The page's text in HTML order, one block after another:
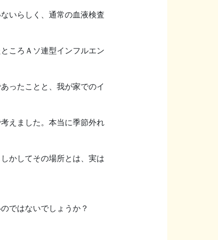
いらしく、通常の血液検査
ころＡソ連型インフルエン
ったことと、我が家でのイ
えました。本当に季節外れ
かしてその場所とは、実は
ではないでしょうか？